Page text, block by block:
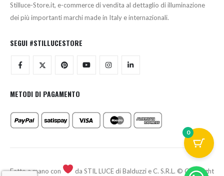
Stilluce-Store.it, e-commerce di vendita al dettaglio di illuminazione
dei più importanti marchi made in Italy e internazionali.
SEGUI #STILLUCESTORE
METODI DI PAGAMENTO
Fatto a mano con da STIL LUCE di Balduzzi e C. S.R.L. © Copyright
0